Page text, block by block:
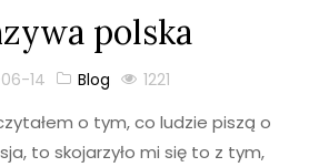
polska
14 Blog 1221
o tym, co ludzie piszą o
to skojarzyło mi się to z tym,